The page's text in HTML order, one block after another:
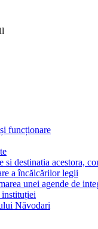
funcționare
si destinatia acestora,
a încălcărilor legii
unei agende de
Năvodari